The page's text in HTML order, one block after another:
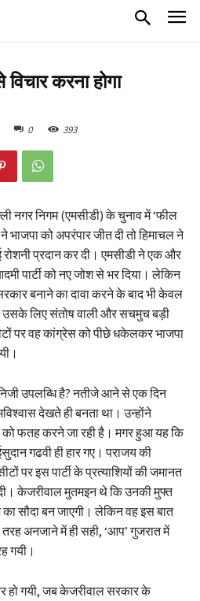
करना होगा
0 393
नगर निगम (एमसीडी) के चुनाव में ‘फील
को अपरंपार जीत दी तो हिमाचल ने
रोशनी प्रदान कर दी। एमसीडी ने एक और
पार्टी को नए जोश से भर दिया। लेकिन
बनाने का दावा करने के बाद भी केवल
उसके लिए संतोष वाली और सचमुच बड़ी
पर वह कांग्रेस को पीछे धकेलकर भाजपा
उपलब्धि है? नतीजे आने से एक दिन
देखते ही बनता था। उन्होंने
को फतह करने जा रही है। मगर हुआ यह कि
गढवी ही हार गए। पराजय की
पर इस पार्टी के प्रत्याशियों की जमानत
केजरीवाल मुतमइन थे कि उनकी मुफ्त
का सौदा बन जाएगी। लेकिन वह इस बात
अनजाने में ही सही, ‘आप’ गुजरात में
गयी।
गयी, जब केजरीवाल सरकार के